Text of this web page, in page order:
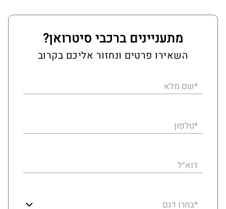
מתעניינים ברכבי סיטרואן?
השאירו פרטים ונחזור אליכם בקרוב
*שם מלא
*טלפון
דוא״ל
*בחרו דגם